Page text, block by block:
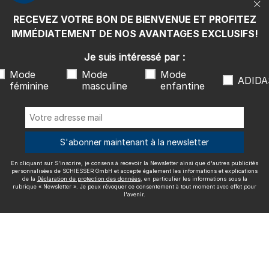
rubrique « Newsletter ». Je peux révoquer ce consentement à tout
Nous livrons avec
Excellente qualité
Plus d'informations sur nos évaluations
RECEVEZ VOTRE BON DE BIENVENUE ET PROFITEZ
IMMÉDIATEMENT DE NOS AVANTAGES EXCLUSIFS!
Je suis intéressé par :
Mode
féminine
Mode
masculine
Mode
enfantine
S'abonner maintenant à la newsletter
En cliquant sur S'inscrire, je consens à recevoir la Newsletter ainsi que d'autres publicités
personnalisées de SCHIESSER GmbH et accepte également les informations et explications
de la Déclaration de protection des données, en particulier les informations sous la
rubrique « Newsletter ». Je peux révoquer ce consentement à tout moment avec effet pour
l'avenir.